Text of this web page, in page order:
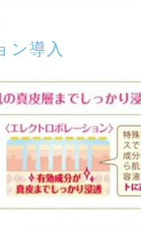
ン導入